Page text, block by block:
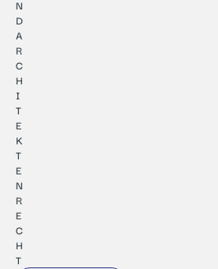
N
D
A
R
C
H
I
T
E
K
T
E
N
R
E
C
H
T